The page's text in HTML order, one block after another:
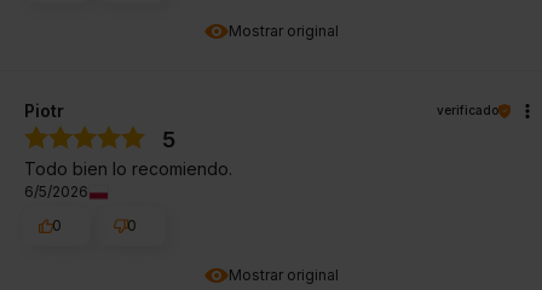
Mostrar original
Mostrar original
Piotr verificado
5
Todo bien lo recomiendo.
6/5/2026
0
0